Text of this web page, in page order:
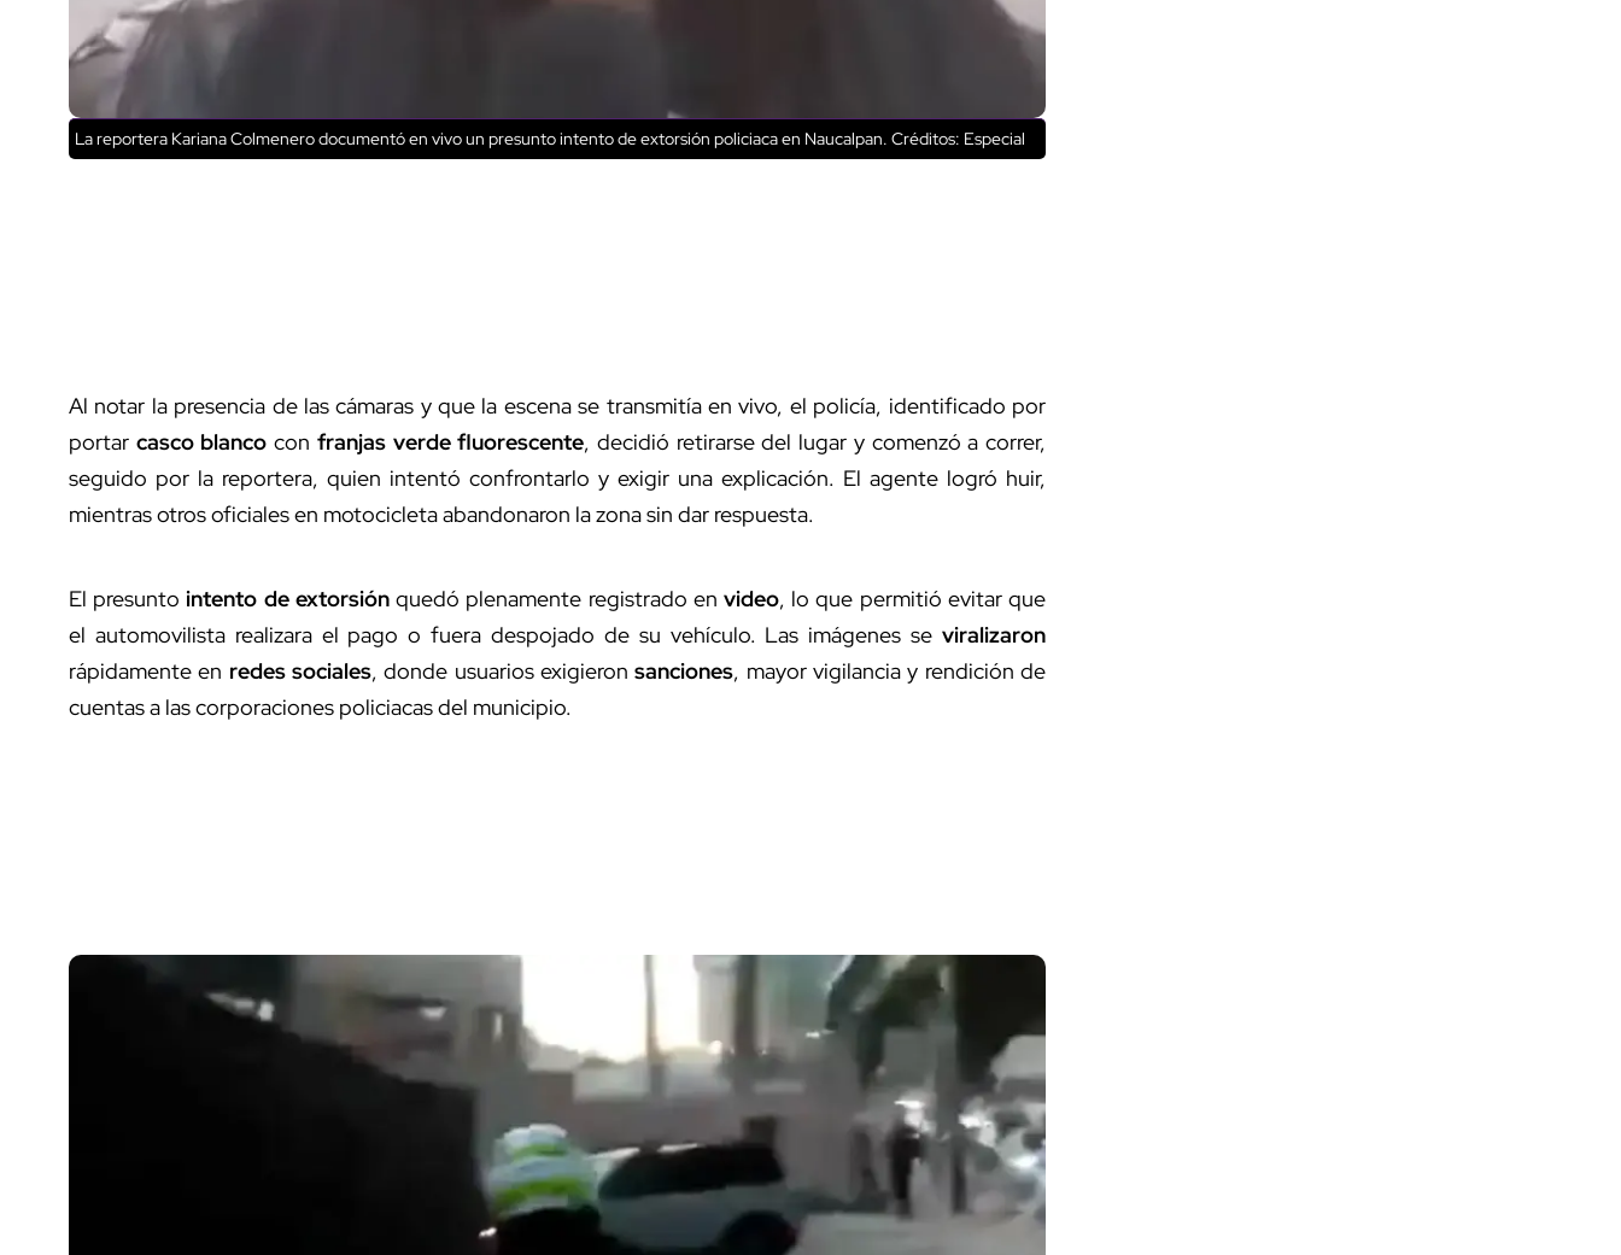
La reportera Kariana Colmenero documentó en vivo un presunto intento de extorsión policiaca en Naucalpan. Créditos: Especial
Al notar la presencia de las cámaras y que la escena se transmitía en vivo, el policía, identificado por
portar casco blanco con franjas verde fluorescente, decidió retirarse del lugar y comenzó a correr,
seguido por la reportera, quien intentó confrontarlo y exigir una explicación. El agente logró huir,
mientras otros oficiales en motocicleta abandonaron la zona sin dar respuesta.
El presuntointento de extorsiónquedó plenamente registrado en video, lo que permitió evitar que
el automovilista realizara el pago o fuera despojado de su vehículo. Las imágenes se viralizaron
rápidamente en redes sociales, donde usuarios exigieronsanciones, mayor vigilancia y rendición de
cuentas a las corporaciones policiacas del municipio.